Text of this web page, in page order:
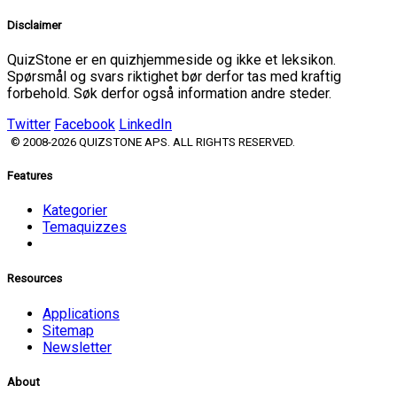
Disclaimer
QuizStone er en quizhjemmeside og ikke et leksikon.
Spørsmål og svars riktighet bør derfor tas med kraftig
forbehold. Søk derfor også information andre steder.
Twitter Facebook LinkedIn
© 2008-2026 QUIZSTONE APS. ALL RIGHTS RESERVED.
Features
Kategorier
Temaquizzes
Resources
Applications
Sitemap
Newsletter
About